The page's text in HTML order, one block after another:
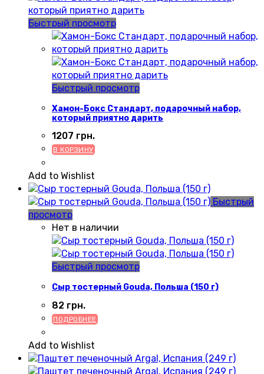
Быстрый просмотр
Быстрый просмотр
Хамон-Бокс Стандарт, подарочный набор,
который приятно дарить
1207 грн.
В КОРЗИНУ
Add to Wishlist
Быстрый
просмотр
Нет в наличии
Быстрый просмотр
Сыр тостерный Gouda, Польша (150 г)
82 грн.
ПОДРОБНЕЕ
Add to Wishlist